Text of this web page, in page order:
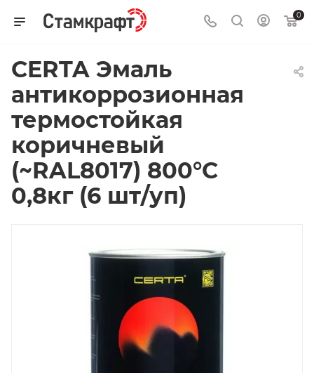
0
CERTA Эмаль
антикоррозионная
термостойкая
коричневый
(~RAL8017) 800°С
0,8кг (6 шт/уп)